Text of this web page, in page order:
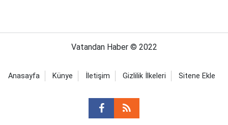
Vatandan Haber © 2022
Anasayfa Künye İletişim Gizlilik İlkeleri Sitene Ekle